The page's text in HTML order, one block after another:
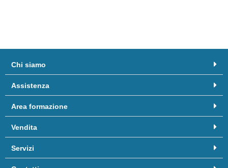
Chi siamo
Assistenza
Area formazione
Vendita
Servizi